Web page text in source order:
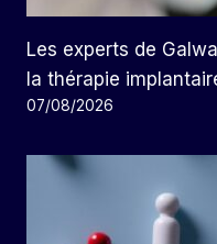
Les experts de
la thérapie
07/08/2026